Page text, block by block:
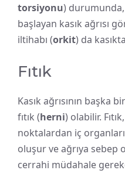
torsiyonu)
başlayan kasık ağrısı
iltihabı (orkit) da
Fıtık
Kasık ağrısının başka
fıtık (herni) olabilir.
noktalardan iç
oluşur ve ağrıya sebep
cerrahi müdahale